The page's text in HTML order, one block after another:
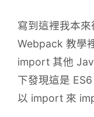
寫到這裡我本
Webpack 教學
import 其他
下發現這是
以 import 來